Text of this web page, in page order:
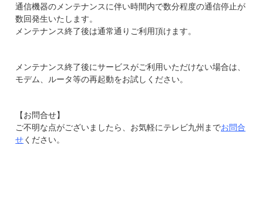
通信機器のメンテナンスに伴い時間内で数分程度の通信停止が
数回発生いたします。
メンテナンス終了後は通常通りご利用頂けます。
メンテナンス終了後にサービスがご利用いただけない場合は、
モデム、ルータ等の再起動をお試しください。
【お問合せ】
ご不明な点がございましたら、お気軽にテレビ九州までお問合
せ ください。